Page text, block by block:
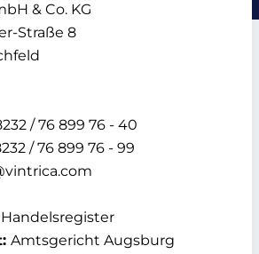
& Co. KG
Straße 8
/ 76 899 76 - 40
/ 76 899 76 - 99
Amtsgericht Augsburg